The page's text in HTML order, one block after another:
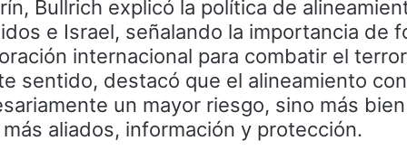
Bullrich explicó la política de
e Israel, señalando la importancia de
internacional para combatir el
sentido, destacó que el alineamiento
un mayor riesgo, sino más
aliados, información y protección.